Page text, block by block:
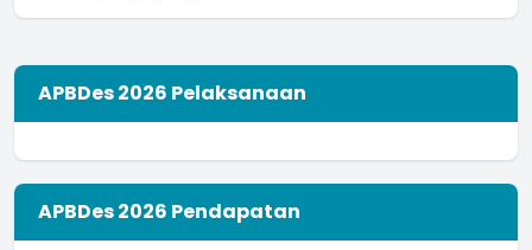
APBDes 2026 Pelaksanaan
APBDes 2026 Pendapatan